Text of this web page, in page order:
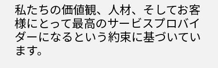
私たちの価値観、人材、そしてお客
様にとって最高のサービスプロバイ
ダーになるという約束に基づいてい
ます。